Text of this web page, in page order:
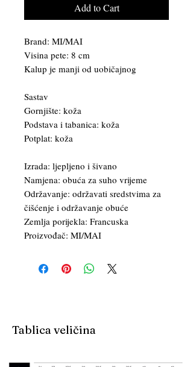
Add to Cart
Brand: MI/MAI
Visina pete: 8 cm
Kalup je manji od uobičajnog
Sastav
Gornjište: koža
Podstava i tabanica: koža
Potplat: koža
Izrada: ljepljeno i šivano
Namjena: obuća za suho vrijeme
Održavanje: održavati sredstvima za
čišćenje i održavanje obuće
Zemlja porijekla: Francuska
Proizvođač: MI/MAI
Tablica veličina